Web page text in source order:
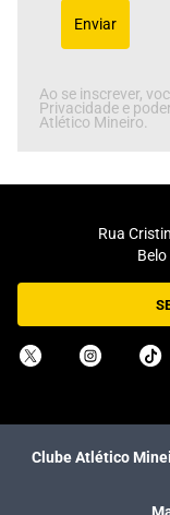
Enviar
Ao se inscrever,
Privacidade e
Atlético Mineiro.
Rua
Clube Atlético